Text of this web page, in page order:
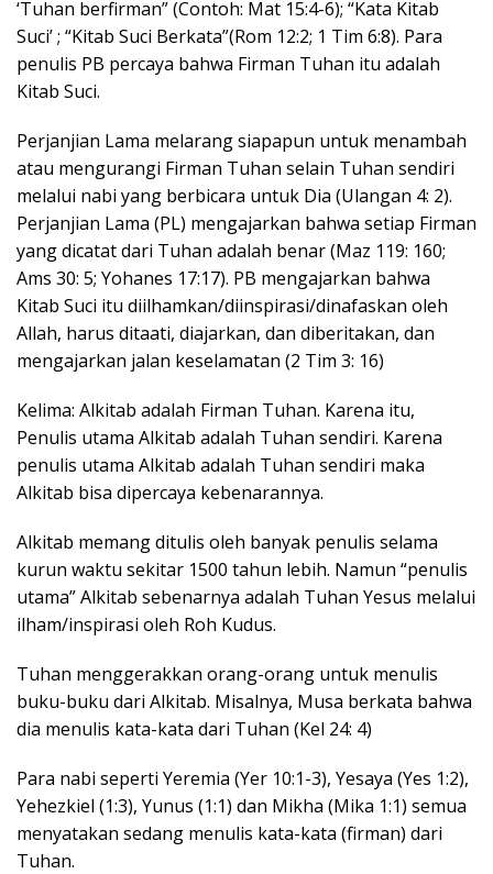
‘Tuhan berfirman” (Contoh: Mat 15:4-6); “Kata Kitab
Suci’ ; “Kitab Suci Berkata”(Rom 12:2; 1 Tim 6:8). Para
penulis PB percaya bahwa Firman Tuhan itu adalah
Kitab Suci.
Perjanjian Lama melarang siapapun untuk menambah
atau mengurangi Firman Tuhan selain Tuhan sendiri
melalui nabi yang berbicara untuk Dia (Ulangan 4: 2).
Perjanjian Lama (PL) mengajarkan bahwa setiap Firman
yang dicatat dari Tuhan adalah benar (Maz 119: 160;
Ams 30: 5; Yohanes 17:17). PB mengajarkan bahwa
Kitab Suci itu diilhamkan/diinspirasi/dinafaskan oleh
Allah, harus ditaati, diajarkan, dan diberitakan, dan
mengajarkan jalan keselamatan (2 Tim 3: 16)
Kelima: Alkitab adalah Firman Tuhan. Karena itu,
Penulis utama Alkitab adalah Tuhan sendiri. Karena
penulis utama Alkitab adalah Tuhan sendiri maka
Alkitab bisa dipercaya kebenarannya.
Alkitab memang ditulis oleh banyak penulis selama
kurun waktu sekitar 1500 tahun lebih. Namun “penulis
utama” Alkitab sebenarnya adalah Tuhan Yesus melalui
ilham/inspirasi oleh Roh Kudus.
Tuhan menggerakkan orang-orang untuk menulis
buku-buku dari Alkitab. Misalnya, Musa berkata bahwa
dia menulis kata-kata dari Tuhan (Kel 24: 4)
Para nabi seperti Yeremia (Yer 10:1-3), Yesaya (Yes 1:2),
Yehezkiel (1:3), Yunus (1:1) dan Mikha (Mika 1:1) semua
menyatakan sedang menulis kata-kata (firman) dari
Tuhan.